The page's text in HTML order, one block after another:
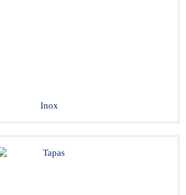
Inox